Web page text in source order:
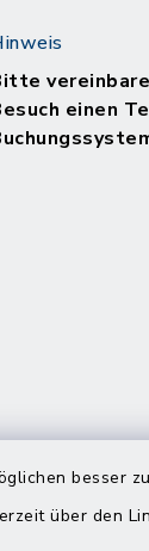
besser
über den
einen